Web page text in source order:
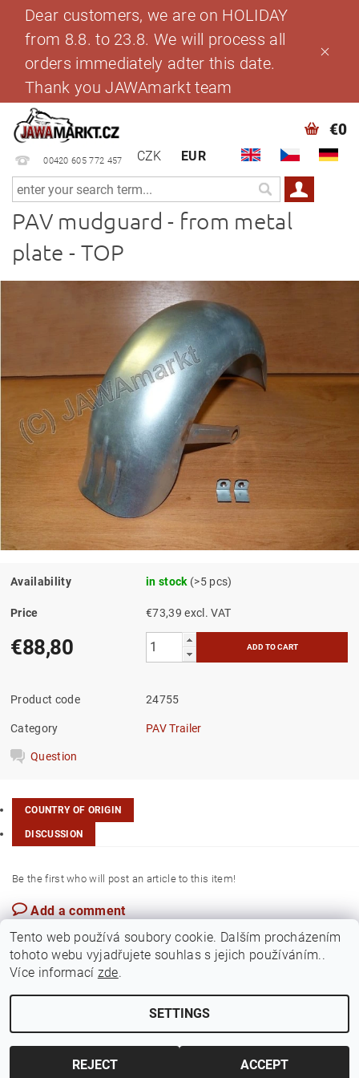
Dear customers, we are on HOLIDAY
from 8.8. to 23.8. We will process all
orders immediately adter this date.
Thank you JAWAmarkt team
00420 605 772 457 CZK EUR
€0
PAV mudguard - from metal
plate - TOP
Availability in stock (>5 pcs)
Price €73,39 excl. VAT
€88,80
Product code 24755
Category PAV Trailer
Question
COUNTRY OF ORIGIN
DISCUSSION
Be the first who will post an article to this item!
Add a comment
2026 ©Jawamarkt, all rights reserved.Edit cookie settings
Tento web používá soubory cookie. Dalším procházením
tohoto webu vyjadřujete souhlas s jejich používáním..
Více informací zde.
SETTINGS
REJECT ACCEPT